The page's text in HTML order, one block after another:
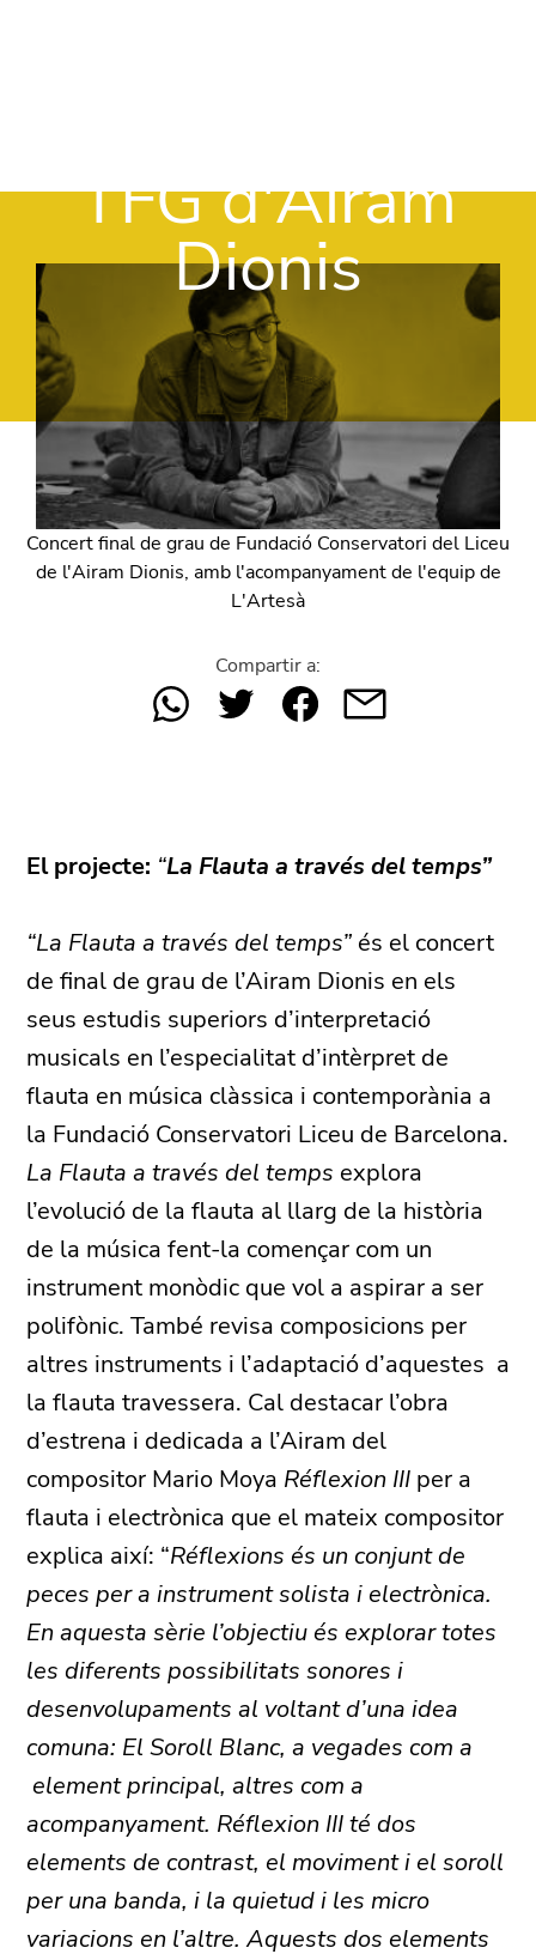
TFG d'Airam
Dionis
Concert final de grau de Fundació Conservatori del Liceu
de l'Airam Dionis, amb l'acompanyament de l'equip de
L'Artesà
Compartir a:
El projecte: “La Flauta a través del temps”
“La Flauta a través del temps” és el concert
de final de grau de l’Airam Dionis en els
seus estudis superiors d’interpretació
musicals en l’especialitat d’intèrpret de
flauta en música clàssica i contemporània a
la Fundació Conservatori Liceu de Barcelona.
La Flauta a través del temps explora
l’evolució de la flauta al llarg de la història
de la música fent-la començar com un
instrument monòdic que vol a aspirar a ser
polifònic. També revisa composicions per
altres instruments i l’adaptació d’aquestes a
la flauta travessera. Cal destacar l’obra
d’estrena i dedicada a l’Airam del
compositor Mario Moya Réflexion III per a
flauta i electrònica que el mateix compositor
explica així: “Réflexions és un conjunt de
peces per a instrument solista i electrònica.
En aquesta sèrie l’objectiu és explorar totes
les diferents possibilitats sonores i
desenvolupaments al voltant d’una idea
comuna: El Soroll Blanc, a vegades com a
element principal, altres com a
acompanyament. Réflexion III té dos
elements de contrast, el moviment i el soroll
per una banda, i la quietud i les micro
variacions en l’altre. Aquests dos elements